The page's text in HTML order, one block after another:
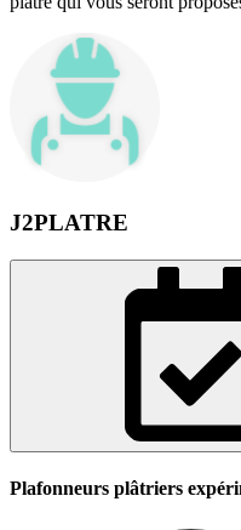
J2PLATRE
Plafonneurs plâtriers